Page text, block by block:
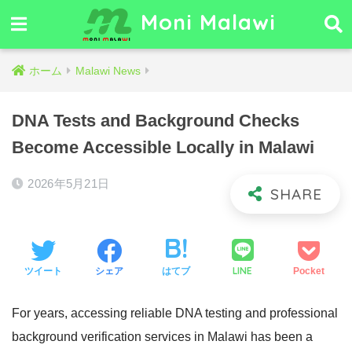
Moni Malawi
ホーム Malawi News
DNA Tests and Background Checks
Become Accessible Locally in Malawi
2026年5月21日
ツイート シェア はてブ LINE Pocket
For years, accessing reliable DNA testing and professional
background verification services in Malawi has been a